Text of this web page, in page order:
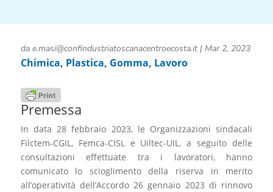
da e.masi@confindustriatoscanacentroecosta.it| Mar 2, 2023
Chimica, Plastica, Gomma, Lavoro
Premessa
In data 28 febbraio 2023, le Organizzazioni sindacali
Filctem-CGIL, Femca-CISL e Uiltec-UIL, a seguito delle
consultazioni effettuate tra i lavoratori, hanno
comunicato lo scioglimento della riserva in merito
all’operatività dell’Accordo 26 gennaio 2023 di rinnovo